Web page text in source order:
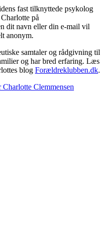
fast tilknyttede psykolog
på
dit navn eller din e-mail vil
anonym.
samtaler og rådgivning til
og har bred erfaring. Læs
blog Forældreklubben.dk.
Clemmensen